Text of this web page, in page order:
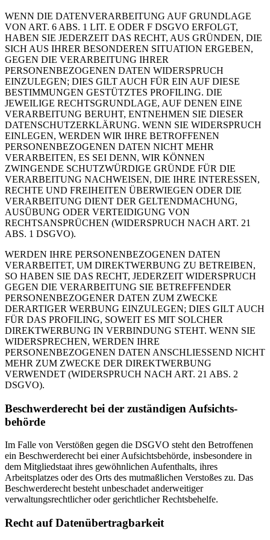
WENN DIE DATENVERARBEITUNG AUF GRUNDLAGE
VON ART. 6 ABS. 1 LIT. E ODER F DSGVO ERFOLGT,
HABEN SIE JEDERZEIT DAS RECHT, AUS GRÜNDEN, DIE
SICH AUS IHRER BESONDEREN SITUATION ERGEBEN,
GEGEN DIE VERARBEITUNG IHRER
PERSONENBEZOGENEN DATEN WIDERSPRUCH
EINZULEGEN; DIES GILT AUCH FÜR EIN AUF DIESE
BESTIMMUNGEN GESTÜTZTES PROFILING. DIE
JEWEILIGE RECHTSGRUNDLAGE, AUF DENEN EINE
VERARBEITUNG BERUHT, ENTNEHMEN SIE DIESER
DATENSCHUTZERKLÄRUNG. WENN SIE WIDERSPRUCH
EINLEGEN, WERDEN WIR IHRE BETROFFENEN
PERSONENBEZOGENEN DATEN NICHT MEHR
VERARBEITEN, ES SEI DENN, WIR KÖNNEN
ZWINGENDE SCHUTZWÜRDIGE GRÜNDE FÜR DIE
VERARBEITUNG NACHWEISEN, DIE IHRE INTERESSEN,
RECHTE UND FREIHEITEN ÜBERWIEGEN ODER DIE
VERARBEITUNG DIENT DER GELTENDMACHUNG,
AUSÜBUNG ODER VERTEIDIGUNG VON
RECHTSANSPRÜCHEN (WIDERSPRUCH NACH ART. 21
ABS. 1 DSGVO).
WERDEN IHRE PERSONENBEZOGENEN DATEN
VERARBEITET, UM DIREKTWERBUNG ZU BETREIBEN,
SO HABEN SIE DAS RECHT, JEDERZEIT WIDERSPRUCH
GEGEN DIE VERARBEITUNG SIE BETREFFENDER
PERSONENBEZOGENER DATEN ZUM ZWECKE
DERARTIGER WERBUNG EINZULEGEN; DIES GILT AUCH
FÜR DAS PROFILING, SOWEIT ES MIT SOLCHER
DIREKTWERBUNG IN VERBINDUNG STEHT. WENN SIE
WIDERSPRECHEN, WERDEN IHRE
PERSONENBEZOGENEN DATEN ANSCHLIESSEND NICHT
MEHR ZUM ZWECKE DER DIREKTWERBUNG
VERWENDET (WIDERSPRUCH NACH ART. 21 ABS. 2
DSGVO).
Beschwerde­recht bei der zuständigen Aufsichts­
behörde
Im Falle von Verstößen gegen die DSGVO steht den Betroffenen
ein Beschwerderecht bei einer Aufsichtsbehörde, insbesondere in
dem Mitgliedstaat ihres gewöhnlichen Aufenthalts, ihres
Arbeitsplatzes oder des Orts des mutmaßlichen Verstoßes zu. Das
Beschwerderecht besteht unbeschadet anderweitiger
verwaltungsrechtlicher oder gerichtlicher Rechtsbehelfe.
Recht auf Daten­übertrag­barkeit